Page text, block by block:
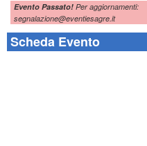
Evento Passato! Per aggiornamenti:
segnalazione@eventiesagre.it
Scheda Evento